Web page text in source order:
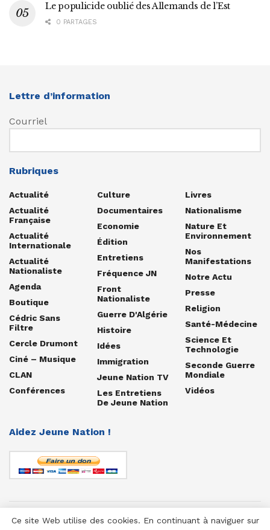
Le populicide oublié des Allemands de l’Est
0 PARTAGES
Lettre d’information
Courriel
Rubriques
Actualité
Actualité
Française
Actualité
Internationale
Actualité
Nationaliste
Agenda
Boutique
Cédric Sans
Filtre
Cercle Drumont
Ciné – Musique
CLAN
Conférences
Culture
Documentaires
Economie
Édition
Entretiens
Fréquence JN
Front
Nationaliste
Guerre D'Algérie
Histoire
Idées
Immigration
Jeune Nation TV
Les Entretiens
De Jeune Nation
Livres
Nationalisme
Nature Et
Environnement
Nos
Manifestations
Notre Actu
Presse
Religion
Santé-Médecine
Science Et
Technologie
Seconde Guerre
Mondiale
Vidéos
Aidez Jeune Nation !
Ce site Web utilise des cookies. En continuant à naviguer sur